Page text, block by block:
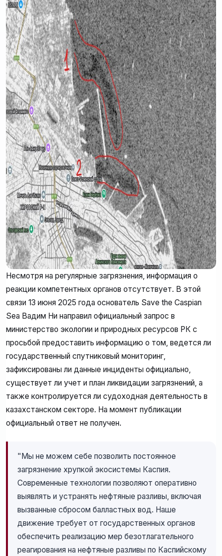
Несмотря на регулярные загрязнения, информация о
реакции компетентных органов отсутствует. В этой
связи 13 июня 2025 года основатель Save the Caspian
Sea Вадим Ни направил официальный запрос в
министерство экологии и природных ресурсов РК с
просьбой предоставить информацию о том, ведется ли
государственный спутниковый мониторинг,
зафиксированы ли данные инциденты официально,
существует ли учет и план ликвидации загрязнений, а
также контролируется ли судоходная деятельность в
казахстанском секторе. На момент публикации
официальный ответ не получен.
"Мы не можем себе позволить постоянное
загрязнение хрупкой экосистемы Каспия.
Современные технологии позволяют оперативно
выявлять и устранять нефтяные разливы, включая
вызванные сбросом балластных вод. Наше
движение требует от государственных органов
обеспечить реализацию мер безотлагательного
реагирования на нефтяные разливы по Каспийскому